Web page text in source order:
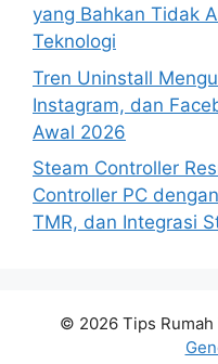
yang Bahkan Tidak
Teknologi
Tren Uninstall
Instagram, dan
Awal 2026
Steam Controller
Controller PC
TMR, dan Integrasi
© 2026 Tips Rumah